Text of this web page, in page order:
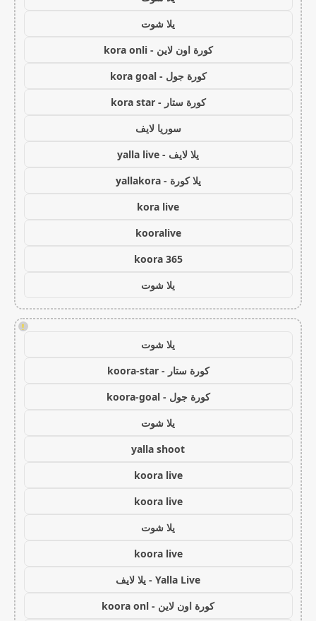
يلا شوت
كورة اون لاين - kora onli
كورة جول - kora goal
كورة ستار - kora star
سوريا لايف
يلا لايف - yalla live
يلا كورة - yallakora
kora live
kooralive
koora 365
يلا شوت
!
يلا شوت
كورة ستار - koora-star
كورة جول - koora-goal
يلا شوت
yalla shoot
koora live
koora live
يلا شوت
koora live
Yalla Live - يلا لايف
كورة اون لاين - koora onl